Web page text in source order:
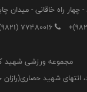
- چهار راه خاقانی - میدان
77480016
مجموعه ورزشی شهید
انتهای شهید